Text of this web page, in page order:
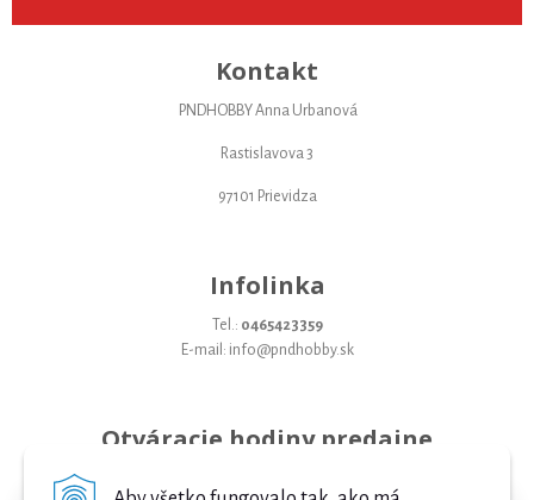
Kontakt
PNDHOBBY Anna Urbanová
Rastislavova 3
97101 Prievidza
Infolinka
Tel.: 0465423359
E-mail: info@pndhobby.sk
Otváracie hodiny predajne